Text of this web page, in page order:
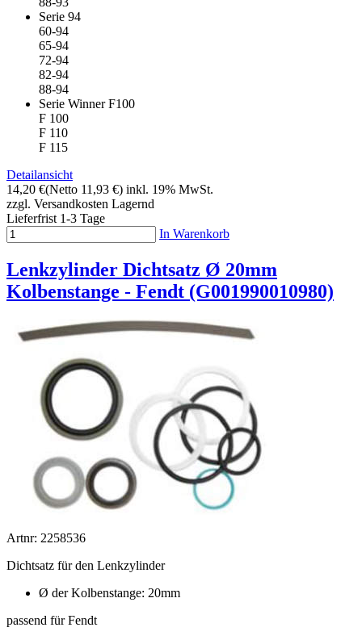
Serie 94
60-94
65-94
72-94
82-94
88-94
Serie Winner F100
F 100
F 110
F 115
Detailansicht
14,20 €(Netto 11,93 €) inkl. 19% MwSt.
zzgl. Versandkosten Lagernd
Lieferfrist 1-3 Tage
In Warenkorb
Lenkzylinder Dichtsatz Ø 20mm
Kolbenstange - Fendt (G001990010980)
Artnr: 2258536
Dichtsatz für den Lenkzylinder
Ø der Kolbenstange: 20mm
passend für Fendt